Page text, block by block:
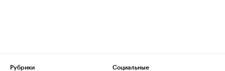
Рубрики
Социальные